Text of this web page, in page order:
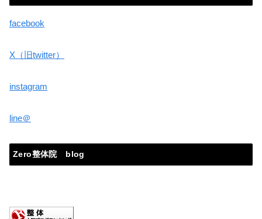
facebook
X（旧twitter）
instagram
line＠
Zero整体院 blog